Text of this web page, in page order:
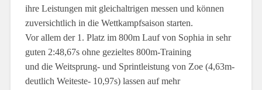
ihre Leistungen mit gleichaltrigen messen und können
zuversichtlich in die Wettkampfsaison starten.
Vor allem der 1. Platz im 800m Lauf von Sophia in sehr
guten 2:48,67s ohne gezieltes 800m-Training
und die Weitsprung- und Sprintleistung von Zoe (4,63m-
deutlich Weiteste- 10,97s) lassen auf mehr